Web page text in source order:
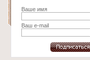
Ваше имя
Ваш e-mail